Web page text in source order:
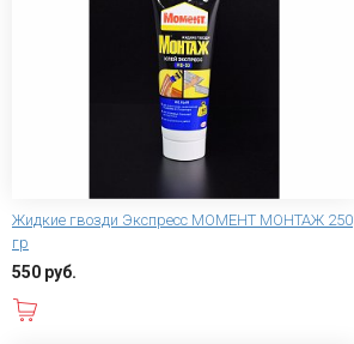
Жидкие гвозди Экспресс МОМЕНТ МОНТАЖ 250
гр
550 руб.